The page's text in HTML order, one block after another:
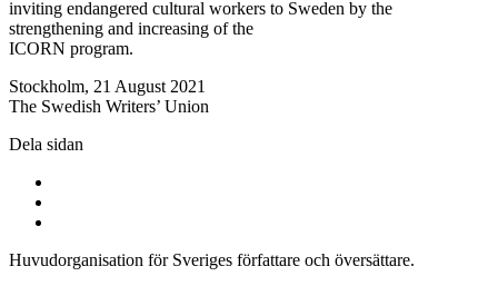
inviting endangered cultural workers to Sweden by the
strengthening and increasing of the
ICORN program.
Stockholm, 21 August 2021
The Swedish Writers’ Union
Dela sidan
Huvudorganisation för Sveriges författare och översättare.